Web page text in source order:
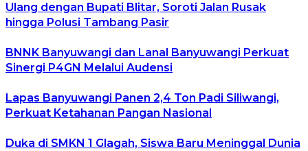
Ulang dengan Bupati Blitar, Soroti Jalan Rusak
hingga Polusi Tambang Pasir
BNNK Banyuwangi dan Lanal Banyuwangi Perkuat
Sinergi P4GN Melalui Audensi
Lapas Banyuwangi Panen 2,4 Ton Padi Siliwangi,
Perkuat Ketahanan Pangan Nasional
Duka di SMKN 1 Glagah, Siswa Baru Meninggal Dunia